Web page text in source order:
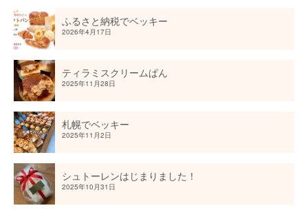
ふるさと納税でベッキー
2026年4月17日
ティラミスクリームぱん
2025年11月28日
札幌でベッキー
2025年11月2日
シュトーレンはじまりました！
2025年10月31日